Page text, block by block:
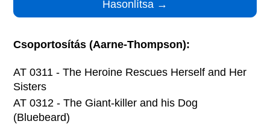
Csoportosítás (Aarne-Thompson):
AT 0311 - The Heroine Rescues Herself and Her
Sisters
AT 0312 - The Giant-killer and his Dog
(Bluebeard)